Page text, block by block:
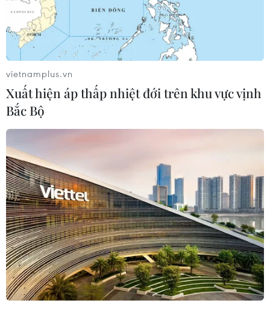
Meta tung công cụ AI lập trình tự
động cho nhà phát triển
06/08/2026 06:40
Doanh thu AI của Microsoft phụ
thuộc phần lớn vào đối tác OpenAI
Tây Ninh: Tạo điều kiện hình thành
doanh nghiệp công nghệ chiến lược
06/08/2026 04:45
Từ mở rộng số lượng đến nâng cao
chất lượng doanh nghiệp tư nhân ở
Tây Ninh
vietnamplus.vn
Xuất hiện áp thấp nhiệt đới trên khu vực vịnh
Bắc Bộ